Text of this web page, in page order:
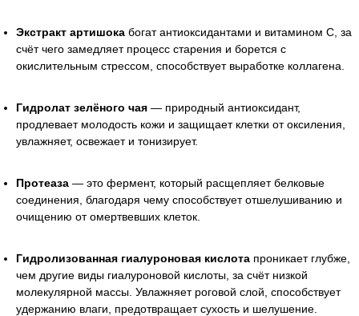
Экстракт артишока богат антиоксидантами и витамином C, за
счёт чего замедляет процесс старения и борется с
окислительным стрессом, способствует выработке коллагена.
Гидролат зелёного чая — природный антиоксидант,
продлевает молодость кожи и защищает клетки от оксиления,
увлажняет, освежает и тонизирует.
Протеаза — это фермент, который расщепляет белковые
соединения, благодаря чему способствует отшелушиванию и
очищению от омертвевших клеток.
Гидролизованная гиалуроновая кислота проникает глубже,
чем другие виды гиалуроновой кислоты, за счёт низкой
молекулярной массы. Увлажняет роговой слой, способствует
удержанию влаги, предотвращает сухость и шелушение.